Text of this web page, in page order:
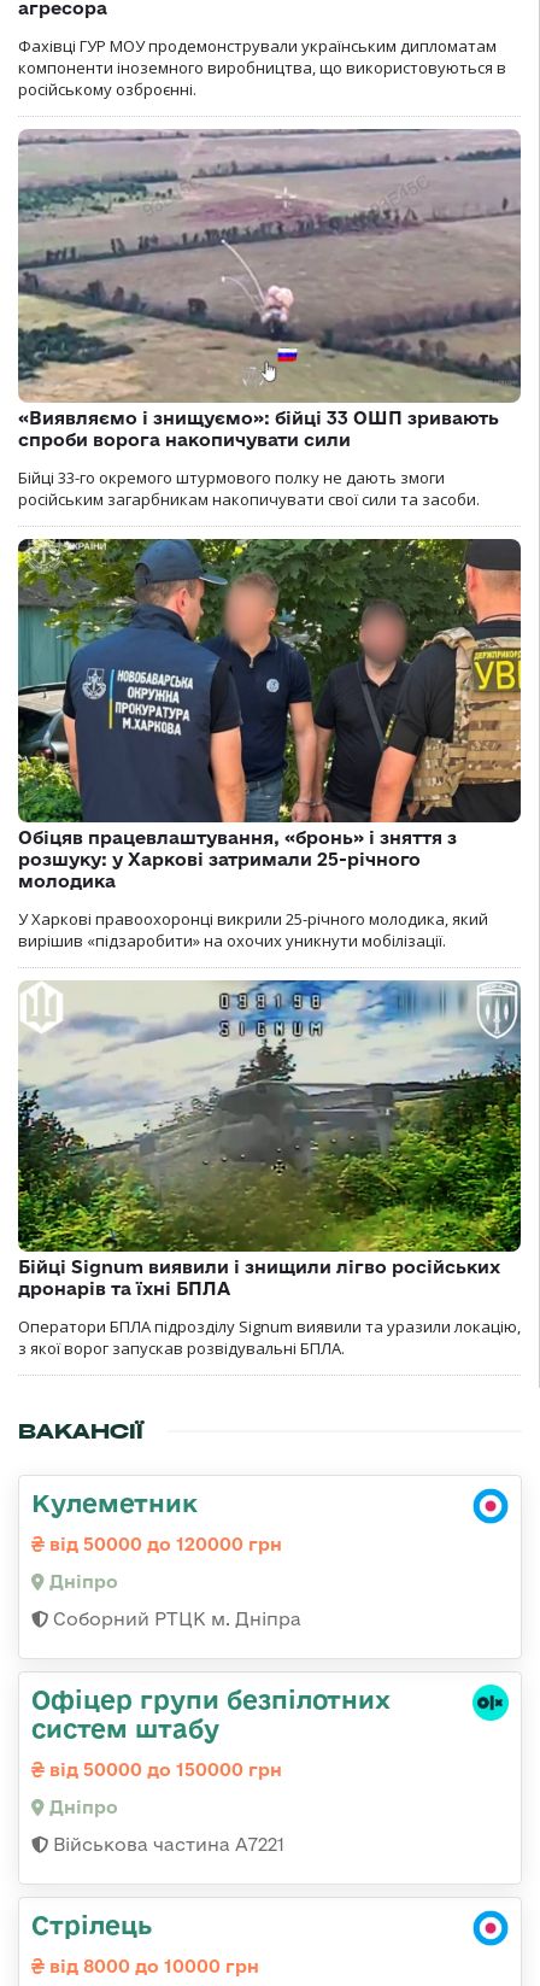
агресора
Фахівці ГУР МОУ продемонстрували українським дипломатам
компоненти іноземного виробництва, що використовуються в
російському озброєнні.
«Виявляємо і знищуємо»: бійці 33 ОШП зривають
спроби ворога накопичувати сили
Бійці 33-го окремого штурмового полку не дають змоги
російським загарбникам накопичувати свої сили та засоби.
Обіцяв працевлаштування, «бронь» і зняття з
розшуку: у Харкові затримали 25-річного
молодика
У Харкові правоохоронці викрили 25-річного молодика, який
вирішив «підзаробити» на охочих уникнути мобілізації.
Бійці Signum виявили і знищили лігво російських
дронарів та їхні БПЛА
Оператори БПЛА підрозділу Signum виявили та уразили локацію,
з якої ворог запускав розвідувальні БПЛА.
ВАКАНСІЇ
Кулеметник
від 50000 до 120000 грн
Дніпро
Соборний РТЦК м. Дніпра
Офіцер групи безпілотних
систем штабу
від 50000 до 150000 грн
Дніпро
Військова частина А7221
Стрілець
від 8000 до 10000 грн